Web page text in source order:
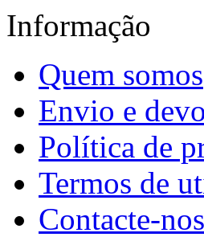
Informação
Quem somos
Envio e
Política de
Termos de
Contacte-nos